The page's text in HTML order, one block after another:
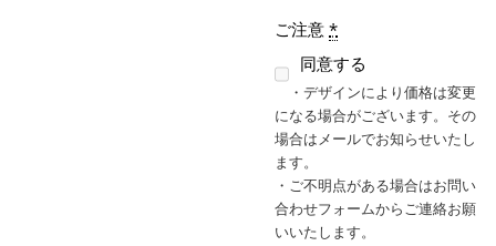
ご注意 *
同意する
・デザインにより価格は変更
になる場合がございます。その
場合はメールでお知らせいたし
ます。
・ご不明点がある場合はお問い
合わせフォームからご連絡お願
いいたします。